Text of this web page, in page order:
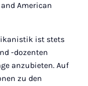
American
ist stets
-dozenten
anzubieten. Auf
zu den